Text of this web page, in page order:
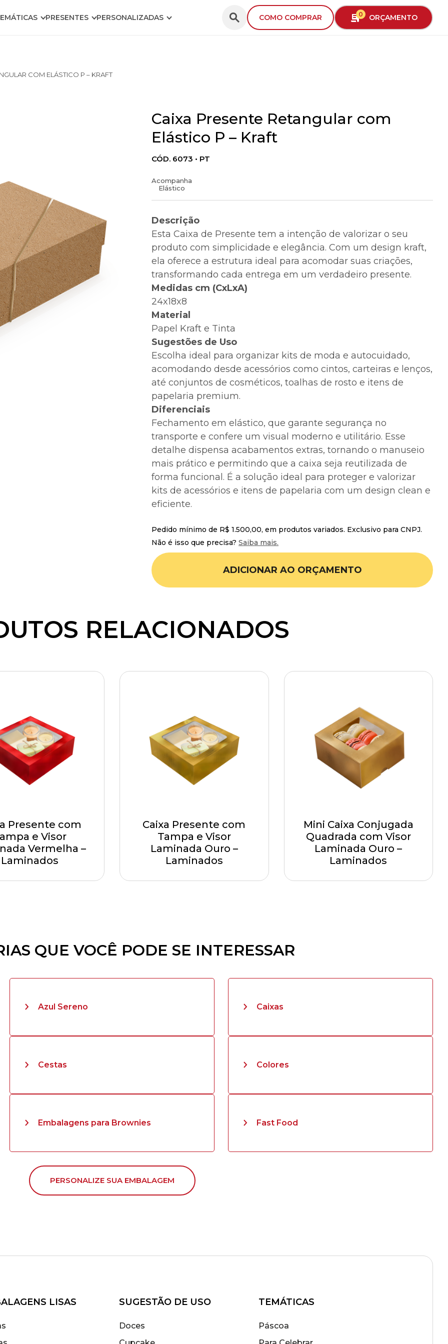
PRESENTES PERSONALIZADAS COMO COMPRAR 0 ORÇAMENTO
COM ELÁSTICO P – KRAFT
Caixa Presente Retangular com
Elástico P – Kraft
CÓD. 6073 • PT
Acompanha
Elástico
Descrição
Esta Caixa de Presente tem a intenção de valorizar o seu
produto com simplicidade e elegância. Com um design kraft,
ela oferece a estrutura ideal para acomodar suas criações,
transformando cada entrega em um verdadeiro presente.
Medidas cm (CxLxA)
24x18x8
Material
Papel Kraft e Tinta
Sugestões de Uso
Escolha ideal para organizar kits de moda e autocuidado,
acomodando desde acessórios como cintos, carteiras e lenços,
até conjuntos de cosméticos, toalhas de rosto e itens de
papelaria premium.
Diferenciais
Fechamento em elástico, que garante segurança no
transporte e confere um visual moderno e utilitário. Esse
detalhe dispensa acabamentos extras, tornando o manuseio
mais prático e permitindo que a caixa seja reutilizada de
forma funcional. É a solução ideal para proteger e valorizar
kits de acessórios e itens de papelaria com um design clean e
eficiente.
Pedido mínimo de R$ 1.500,00, em produtos variados. Exclusivo para CNPJ.
Não é isso que precisa?Saiba mais.
ADICIONAR AO ORÇAMENTO
RELACIONADOS
Presente com
e Visor
Vermelha –
Laminados
Caixa Presente com
Tampa e Visor
Laminada Ouro –
Laminados
Mini Caixa Conjugada
Quadrada com Visor
Laminada Ouro –
Laminados
QUE VOCÊ PODE SE INTERESSAR
Azul Sereno Caixas
Cestas Colores
Embalagens para Brownies Fast Food
PERSONALIZE SUA EMBALAGEM
LISAS SUGESTÃO DE USO
Doces
TEMÁTICAS
Páscoa